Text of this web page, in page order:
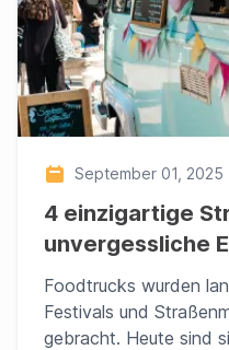
September 01, 2025
4 einzigartige
unvergessliche
privaten Events
Foodtrucks wurden
Festivals und
gebracht. Heute sind